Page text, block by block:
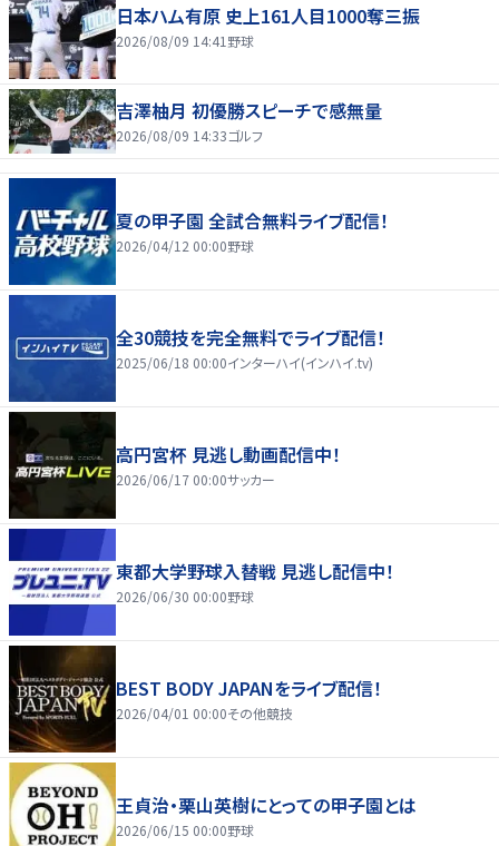
日本ハム有原 史上161人目1000奪三振
2026/08/09 14:41 野球
吉澤柚月 初優勝スピーチで感無量
2026/08/09 14:33ゴルフ
夏の甲子園 全試合無料ライブ配信！
2026/04/12 00:00野球
全30競技を完全無料でライブ配信！
2025/06/18 00:00インターハイ(インハイ.tv)
高円宮杯 見逃し動画配信中！
2026/06/17 00:00サッカー
東都大学野球入替戦 見逃し配信中！
2026/06/30 00:00野球
BEST BODY JAPANをライブ配信！
2026/04/01 00:00その他競技
王貞治・栗山英樹にとっての甲子園とは
2026/06/15 00:00野球